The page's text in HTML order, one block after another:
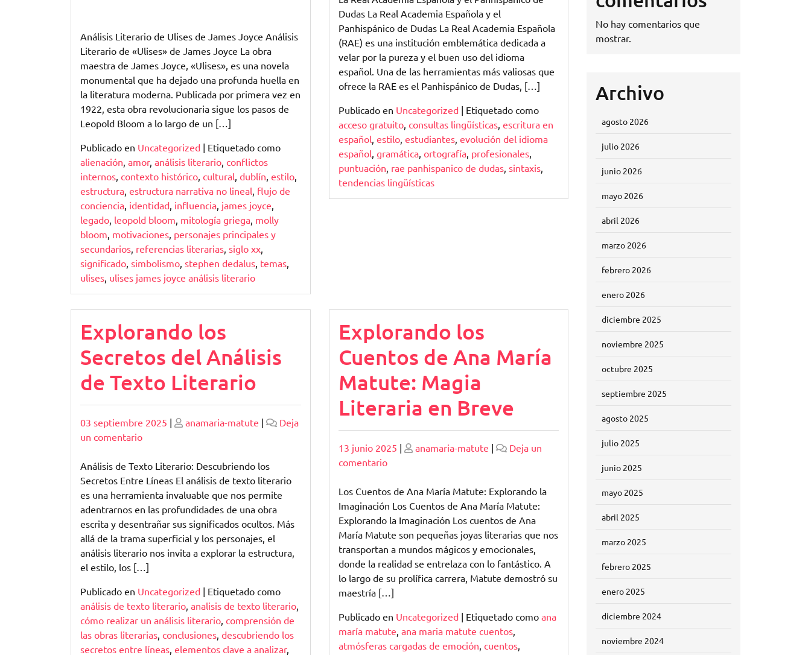
Análisis Literario de Ulises de James Joyce Análisis
Literario de «Ulises» de James Joyce La obra
maestra de James Joyce, «Ulises», es una novela
monumental que ha dejado una profunda huella en
la literatura moderna. Publicada por primera vez en
1922, esta obra revolucionaria sigue los pasos de
Leopold Bloom a lo largo de un […]
Publicado en Uncategorized | Etiquetado como
alienación, amor, análisis literario, conflictos
internos, contexto histórico, cultural, dublín, estilo,
estructura, estructura narrativa no lineal, flujo de
conciencia, identidad, influencia, james joyce,
legado, leopold bloom, mitología griega, molly
bloom, motivaciones, personajes principales y
secundarios, referencias literarias, siglo xx,
significado, simbolismo, stephen dedalus, temas,
ulises, ulises james joyce análisis literario
Dudas La Real Academia Española y el
Panhispánico de Dudas La Real Academia Española
(RAE) es una institución emblemática dedicada a
velar por la pureza y el buen uso del idioma
español. Una de las herramientas más valiosas que
ofrece la RAE es el Panhispánico de Dudas, […]
Publicado en Uncategorized| Etiquetado como
acceso gratuito, consultas lingüísticas, escritura en
español, estilo, estudiantes, evolución del idioma
español, gramática, ortografía, profesionales,
puntuación, rae panhispanico de dudas, sintaxis,
tendencias lingüísticas
Explorando los
Secretos del Análisis
de Texto Literario
Publicado
03 septiembre 2025 | Publicado
anamaria-matute |
Deja
un comentarioen
los
Secretos
del
Análisis
de
Texto
Literario
Análisis de Texto Literario: Descubriendo los
Secretos Entre Líneas El análisis de texto literario
es una herramienta invaluable que nos permite
adentrarnos en las profundidades de una obra
escrita y desentrañar sus significados ocultos. Más
allá de la trama superficial y los personajes, el
análisis literario nos invita a explorar la estructura,
el estilo, los […]
Publicado en Uncategorized | Etiquetado como
análisis de texto literario, analisis de texto literario,
cómo realizar un análisis literario, comprensión de
las obras literarias, conclusiones, descubriendo los
secretos entre líneas, elementos clave a analizar,
Explorando los
Cuentos de Ana María
Matute: Magia
Literaria en Breve
Publicado
13 junio 2025 | Publicado
anamaria-matute |
Deja un
comentarioen
los
Cuentos
de
Ana
María
Matute:
Magia
Literaria
Breve
Los Cuentos de Ana María Matute: Explorando la
Imaginación Los Cuentos de Ana María Matute:
Explorando la Imaginación Los cuentos de Ana
María Matute son pequeñas joyas literarias que nos
transportan a mundos mágicos y emocionales,
donde la realidad se entrelaza con lo fantástico. A
lo largo de su prolífica carrera, Matute demostró su
maestría […]
Publicado en Uncategorized| Etiquetado como ana
maría matute, ana maria matute cuentos,
atmósferas cargadas de emoción, cuentos,
No hay comentarios que
mostrar.
Archivo
agosto 2026
julio 2026
junio 2026
mayo 2026
abril 2026
marzo 2026
febrero 2026
enero 2026
diciembre 2025
noviembre 2025
octubre 2025
septiembre 2025
agosto 2025
julio 2025
junio 2025
mayo 2025
abril 2025
marzo 2025
febrero 2025
enero 2025
diciembre 2024
noviembre 2024